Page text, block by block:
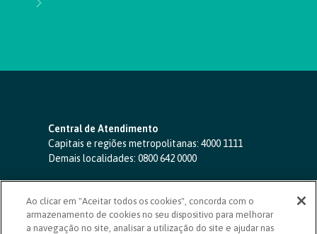
Central de Atendimento
Capitais e regiões metropolitanas: 4000 1111
Demais localidades: 0800 642 0000
SAC 24 horas-0800 724 4420
Ouvidoria
0800 725 0996
(de segunda a sexta, das 8h às 20h)
Ao clicar em "Aceitar todos os cookies", concorda com o
armazenamento de cookies no seu dispositivo para melhorar
a navegação no site, analisar a utilização do site e ajudar nas